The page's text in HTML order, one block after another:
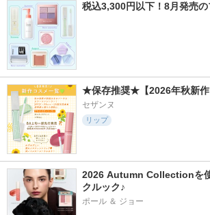
税込3,300円以下！8月発売の
★保存推奨★【2026年秋新作
セザンヌ
リップ
2026 Autumn Collectionを
クルック♪
ポール ＆ ジョー